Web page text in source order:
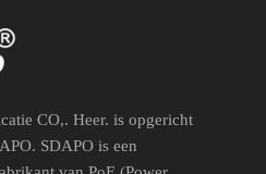
CO,. Heer. is opgericht
SDAPO is een